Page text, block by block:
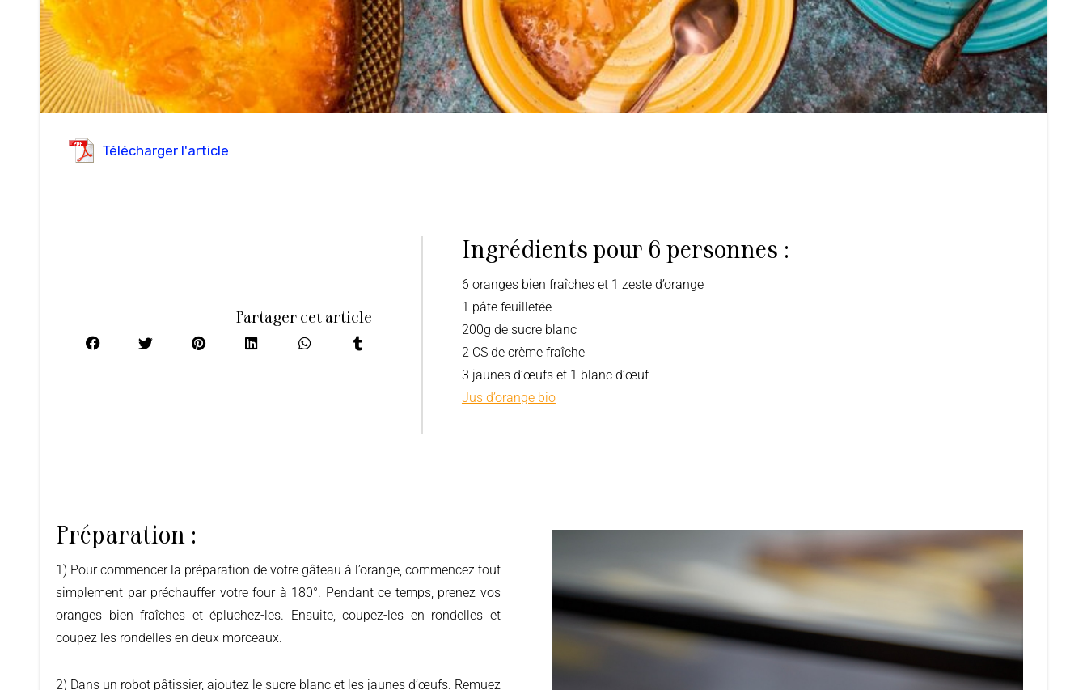
Télécharger l'article
Partager cet article
Ingrédients pour 6 personnes :
6 oranges bien fraîches et 1 zeste d’orange
1 pâte feuilletée
200g de sucre blanc
2 CS de crème fraîche
3 jaunes d’œufs et 1 blanc d’œuf
Jus d’orange bio
Préparation :
1) Pour commencer la préparation de votre gâteau à l’orange, commencez tout
simplement par préchauffer votre four à 180°. Pendant ce temps, prenez vos
oranges bien fraîches et épluchez-les. Ensuite, coupez-les en rondelles et
coupez les rondelles en deux morceaux.
2) Dans un robot pâtissier, ajoutez le sucre blanc et les jaunes d’œufs. Remuez